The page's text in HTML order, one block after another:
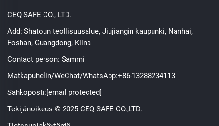
CEQ SAFE CO., LTD.
Add: Shatoun teollisuusalue, Jiujiangin kaupunki, Nanhai,
Foshan, Guangdong, Kiina
Contact person: Sammi
Matkapuhelin/WeChat/WhatsApp:+86-13288234113
Sähköposti:[email protected]
Tekijänoikeus © 2025 CEQ SAFE CO.,LTD.